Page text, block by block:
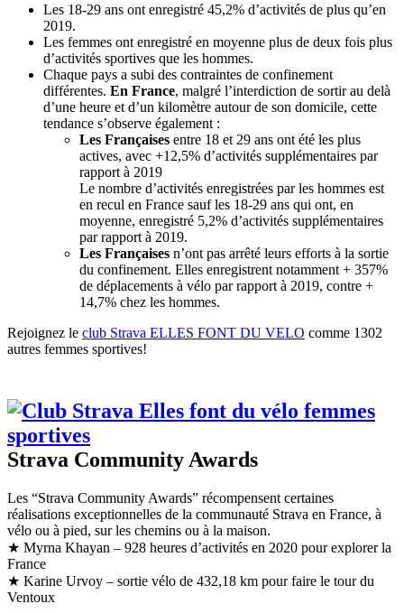
Les 18-29 ans ont enregistré 45,2% d’activités de plus qu’en
2019.
Les femmes ont enregistré en moyenne plus de deux fois plus
d’activités sportives que les hommes.
Chaque pays a subi des contraintes de confinement
différentes. En France, malgré l’interdiction de sortir au delà
d’une heure et d’un kilomètre autour de son domicile, cette
tendance s’observe également :
Les Françaises entre 18 et 29 ans ont été les plus
actives, avec +12,5% d’activités supplémentaires par
rapport à 2019
Le nombre d’activités enregistrées par les hommes est
en recul en France sauf les 18-29 ans qui ont, en
moyenne, enregistré 5,2% d’activités supplémentaires
par rapport à 2019.
Les Françaises n’ont pas arrêté leurs efforts à la sortie
du confinement. Elles enregistrent notamment + 357%
de déplacements à vélo par rapport à 2019, contre +
14,7% chez les hommes.
Rejoignez le club Strava ELLES FONT DU VELO comme 1302
autres femmes sportives!
Strava Community Awards
Les “Strava Community Awards” récompensent certaines
réalisations exceptionnelles de la communauté Strava en France, à
vélo ou à pied, sur les chemins ou à la maison.
★ Myrna Khayan – 928 heures d’activités en 2020 pour explorer la
France
★ Karine Urvoy – sortie vélo de 432,18 km pour faire le tour du
Ventoux